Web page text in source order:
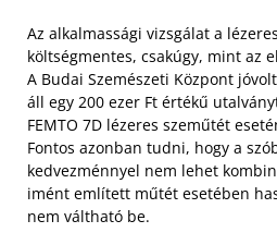
Az alkalmassági vizsgálat a
költségmentes, csakúgy, mint az
A Budai Szemészeti Központ
áll egy 200 ezer Ft értékű
FEMTO 7D lézeres szeműtét
Fontos azonban tudni, hogy a
kedvezménnyel nem lehet
imént említett műtét esetében
nem váltható be.